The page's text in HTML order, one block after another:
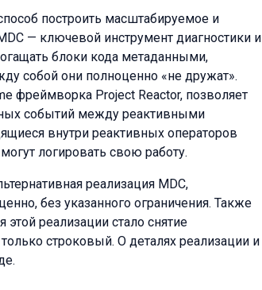
построить масштабируемое и
— ключевой инструмент диагностики и
блоки кода метаданными,
собой они полноценно «не дружат».
фреймворка Project Reactor, позволяет
событий между реактивными
внутри реактивных операторов
логировать свою работу.
реализация MDC,
без указанного ограничения. Также
реализации стало снятие
строковый. О деталях реализации и